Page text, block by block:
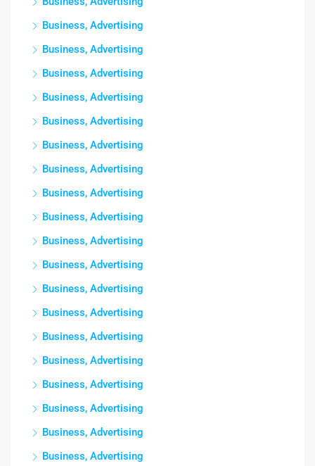
Business, Advertising
Business, Advertising
Business, Advertising
Business, Advertising
Business, Advertising
Business, Advertising
Business, Advertising
Business, Advertising
Business, Advertising
Business, Advertising
Business, Advertising
Business, Advertising
Business, Advertising
Business, Advertising
Business, Advertising
Business, Advertising
Business, Advertising
Business, Advertising
Business, Advertising